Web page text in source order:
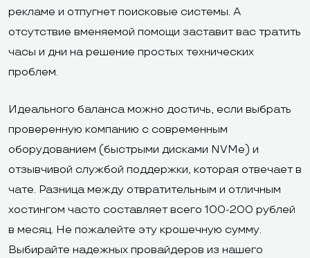
рекламе и отпугнет поисковые системы. А
отсутствие вменяемой помощи заставит вас тратить
часы и дни на решение простых технических
проблем.
Идеального баланса можно достичь, если выбрать
проверенную компанию с современным
оборудованием (быстрыми дисками NVMe) и
отзывчивой службой поддержки, которая отвечает в
чате. Разница между отвратительным и отличным
хостингом часто составляет всего 100-200 рублей
в месяц. Не пожалейте эту крошечную сумму.
Выбирайте надежных провайдеров из нашего